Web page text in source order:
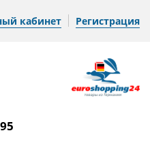
кабинет Регистрация